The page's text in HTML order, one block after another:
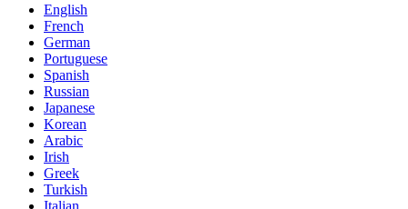
English
French
German
Portuguese
Spanish
Russian
Japanese
Korean
Arabic
Irish
Greek
Turkish
Italian